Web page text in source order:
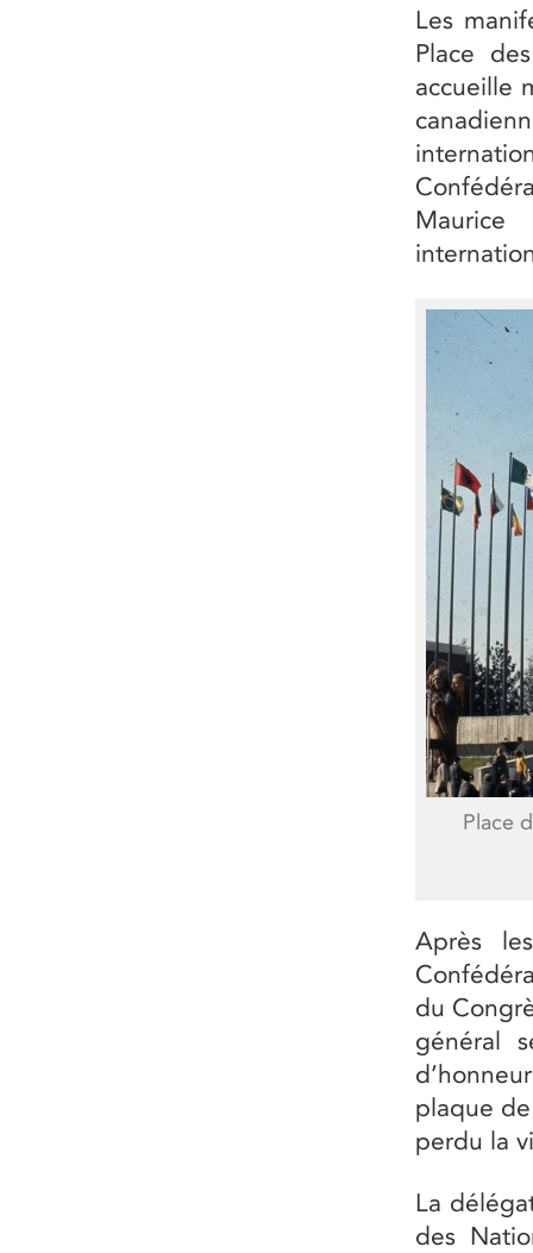
Les
Place
accueille
Place
Après
du
général
plaque
perdu la
La
des